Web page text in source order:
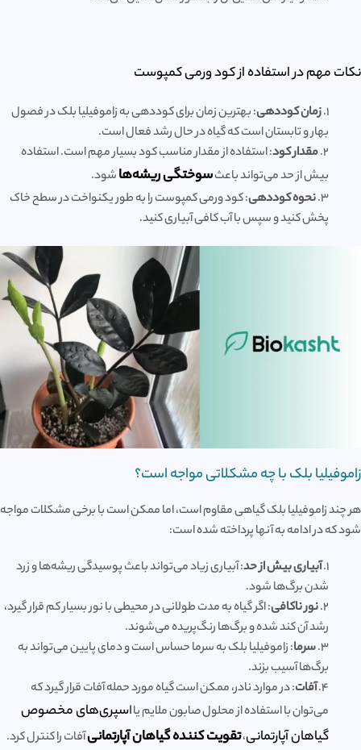
نکات مهم در استفاده از کود ورمی کمپوست
1. زمان کوددهی: بهترین زمان برای کوددهی به زاموفیلیا بلک در فصول
بهار و تابستان است که گیاه در حال رشد فعال است.
2. مقدار کود: استفاده از مقدار مناسب کود بسیار مهم است. استفاده
بیش از حد می‌تواند باعثسوختگی ریشه‌هاشود.
3. نحوه کوددهی: کود ورمی کمپوست را به طور یکنواخت در سطح خاک
پخش کنید و سپس با آب کافی آبیاری کنید.
زاموفیلیا بلک با چه مشکلاتی مواجه است؟
هر چند زاموفیلیا بلک گیاهی مقاوم است، اما ممکن است با برخی مشکلات مواجه
شود که در ادامه به آنها پرداخته شده است:
1. آبیاری بیش از حد: آبیاری زیاد می‌تواند باعث پوسیدگی ریشه‌ها و زرد
شدن برگ‌ها شود.
2. نور ناکافی: اگر گیاه به مدت طولانی در محیطی با نور بسیار کم قرار گیرد،
رشد آن کند شده و برگ‌ها رنگ‌پریده می‌شوند.
3. سرما: زاموفیلیا بلک به سرما حساس است و دمای پایین می‌تواند به
برگ‌ها آسیب بزند.
4.آفات: در موارد نادر، ممکن است گیاه مورد حمله آفات قرار گیرد که
می‌توان با استفاده از محلول صابون ملایم یااسپری‌های مخصوص
گیاهان آپارتمانی،تقویت کننده گیاهان آپارتمانیآفات را کنترل کرد.